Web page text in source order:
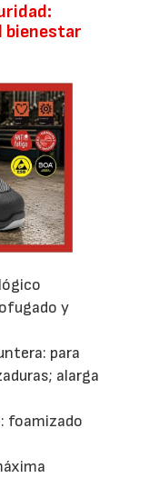
bienestar
y
para
alarga
foamizado